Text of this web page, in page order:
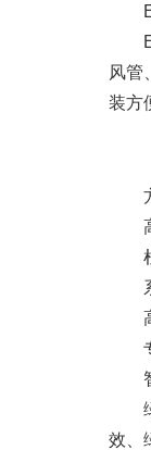
风管
装方
效、